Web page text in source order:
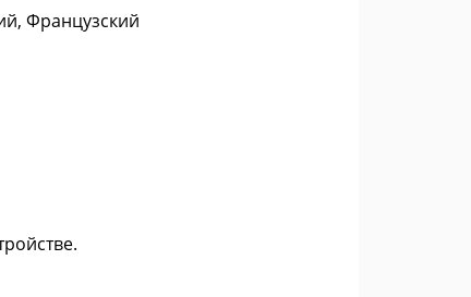
Французский